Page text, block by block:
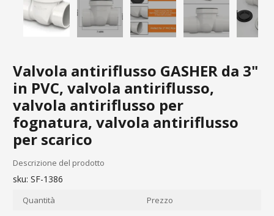
Valvola antiriflusso GASHER da 3"
in PVC, valvola antiriflusso,
valvola antiriflusso per
fognatura, valvola antiriflusso
per scarico
Descrizione del prodotto
sku: SF-1386
Quantità Prezzo